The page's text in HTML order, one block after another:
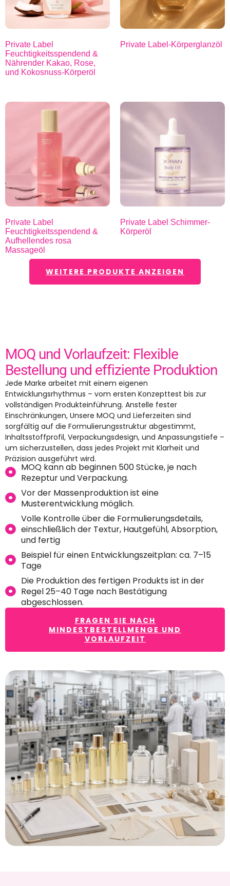
Private Label
Feuchtigkeitsspendend &
Nährender Kakao, Rose,
und Kokosnuss-Körperöl
Private Label-Körperglanzöl
Private Label
Feuchtigkeitsspendend &
Aufhellendes rosa
Massageöl
Private Label Schimmer-
Körperöl
WEITERE PRODUKTE ANZEIGEN
MOQ und Vorlaufzeit: Flexible
Bestellung und effiziente Produktion
Jede Marke arbeitet mit einem eigenen
Entwicklungsrhythmus – vom ersten Konzepttest bis zur
vollständigen Produkteinführung. Anstelle fester
Einschränkungen, Unsere MOQ und Lieferzeiten sind
sorgfältig auf die Formulierungsstruktur abgestimmt,
Inhaltsstoffprofil, Verpackungsdesign, und Anpassungstiefe –
um sicherzustellen, dass jedes Projekt mit Klarheit und
Präzision ausgeführt wird.
MOQ kann ab beginnen 500 Stücke, je nach
Rezeptur und Verpackung.
Vor der Massenproduktion ist eine
Musterentwicklung möglich.
Volle Kontrolle über die Formulierungsdetails,
einschließlich der Textur, Hautgefühl, Absorption,
und fertig
Beispiel für einen Entwicklungszeitplan: ca. 7–15
Tage
Die Produktion des fertigen Produkts ist in der
Regel 25–40 Tage nach Bestätigung
abgeschlossen.
FRAGEN SIE NACH
MINDESTBESTELLMENGE UND
VORLAUFZEIT